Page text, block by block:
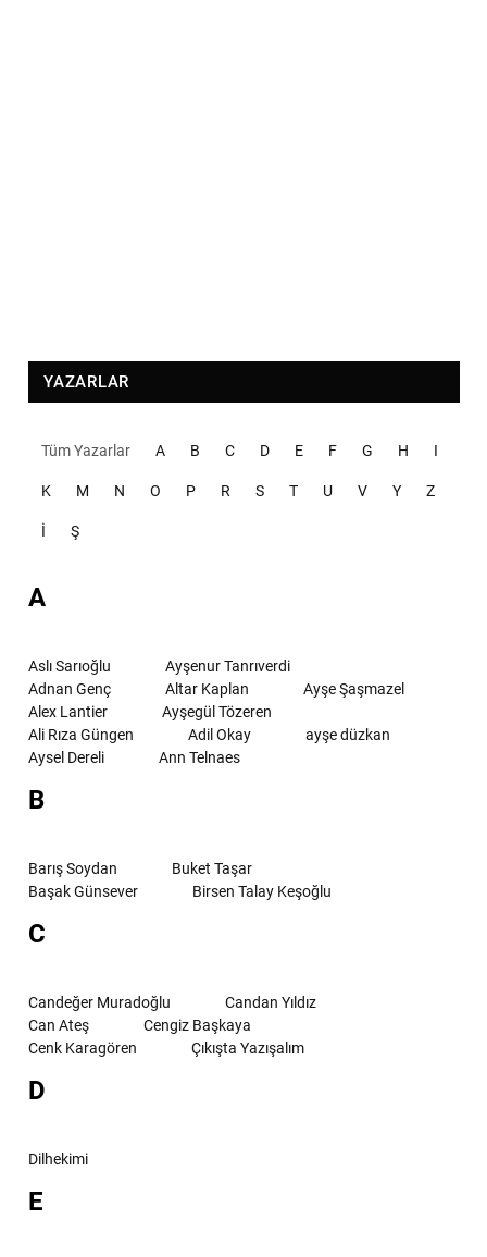
YAZARLAR
Tüm Yazarlar A B C D E F G H I
K M N O P R S T U V Y Z
İ Ş
A
Aslı Sarıoğlu
Ayşenur Tanrıverdi
Adnan Genç
Altar Kaplan
Ayşe Şaşmazel
Alex Lantier
Ayşegül Tözeren
Ali Rıza Güngen
Adil Okay
ayşe düzkan
Aysel Dereli
Ann Telnaes
B
Barış Soydan
Buket Taşar
Başak Günsever
Birsen Talay Keşoğlu
C
Candeğer Muradoğlu
Candan Yıldız
Can Ateş
Cengiz Başkaya
Cenk Karagören
Çıkışta Yazışalım
D
Dilhekimi
E